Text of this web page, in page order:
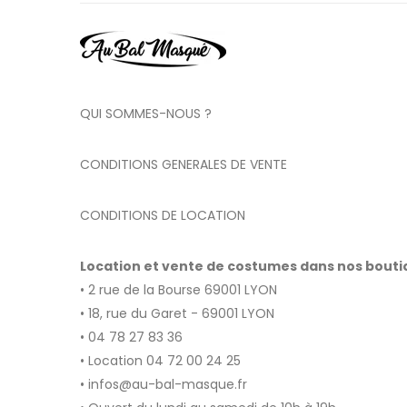
QUI SOMMES-NOUS ?
CONDITIONS GENERALES DE VENTE
CONDITIONS DE LOCATION
Location et vente de costumes dans nos
• 2 rue de la Bourse 69001 LYON
• 18, rue du Garet - 69001 LYON
• 04 78 27 83 36
• Location 04 72 00 24 25
• infos@au-bal-masque.fr